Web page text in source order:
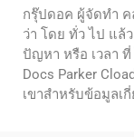
กรุ๊ปดอค ผู้จัดทํา ค
ว่า โดย ทั่ว ไป แล้
ปัญหา หรือ เวลา
Docs Parker
เขาสําหรับข้อมูลเ